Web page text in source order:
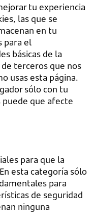
tu experiencia
las que se
en tu
para el
básicas de la
terceros que nos
usas esta página.
sólo con tu
puede que afecte
para que la
esta categoría sólo
para
de seguridad
ninguna